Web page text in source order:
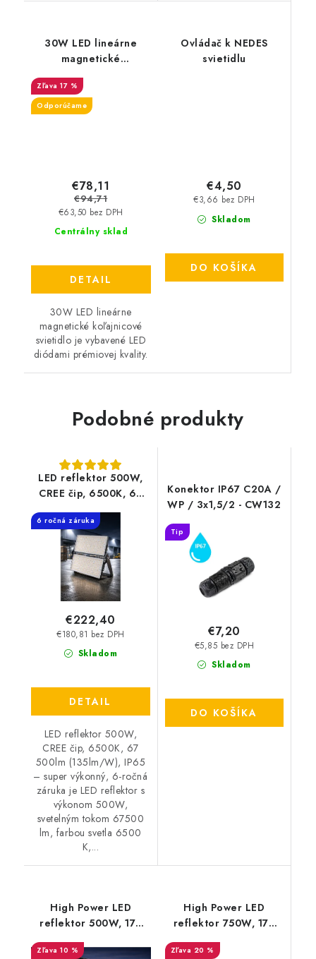
30W LED lineárne
magnetické
koľajnicové svietidlo -
2700lm - čierne
17 %
Odporúčame
Centrálny sklad
€63,50 bez DPH
€78,11
€94,71
DETAIL
30W LED lineárne
magnetické koľajnicové
svietidlo je vybavené LED
diódami prémiovej kvality.
Ovládač k NEDES
svietidlu
Skladom
€3,66 bez DPH
€4,50
DO KOŠÍKA
Podobné produkty
LED reflektor 500W,
CREE čip, 6500K, 67
– super výkonný, 6-
ročná záruka
6 ročná záruka
Skladom
€180,81 bez DPH
€222,40
DETAIL
LED reflektor 500W,
CREE čip, 6500K, 67
500lm (135lm/W), IP65
– super výkonný, 6-ročná
záruka je LED reflektor s
výkonom 500W,
svetelným tokom 67500
lm, farbou svetla 6500
K,...
Konektor IP67 C20A /
WP / 3x1,5/2 - CW132
Tip
Skladom
€5,85 bez DPH
€7,20
DO KOŠÍKA
High Power LED
reflektor 500W, 170
lm/W, 5000K, 1–10V
IP66
10 %
High Power LED
reflektor 750W, 170
lm/W, 5000K, 1–10V
IP66
20 %